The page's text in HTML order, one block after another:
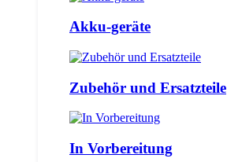
Akku-geräte
Zubehör und Ersatzteile
In Vorbereitung